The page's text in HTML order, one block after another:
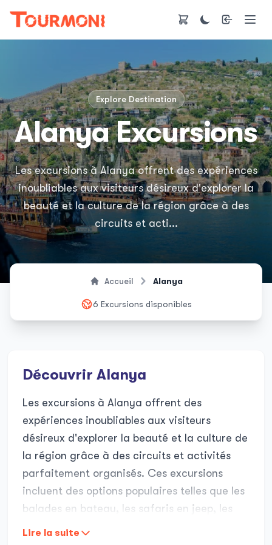
Explore Destination
Alanya Excursions
Les excursions à Alanya offrent des expériences
inoubliables aux visiteurs désireux d'explorer la
beauté et la culture de la région grâce à des
circuits et acti...
Accueil Alanya
6 Excursions disponibles
Découvrir Alanya
Les excursions à Alanya offrent des
expériences inoubliables aux visiteurs
désireux d'explorer la beauté et la culture de
la région grâce à des circuits et activités
parfaitement organisés. Ces excursions
incluent des options populaires telles que les
balades en bateau, les safaris en jeep, les
visites historiques et les aventures en pleine
Lire la suite